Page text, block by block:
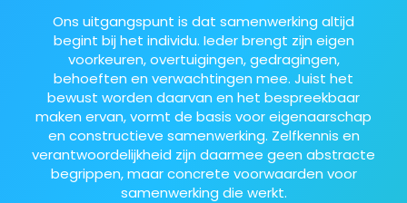
Ons uitgangspunt is dat samenwerking altijd
begint bij het individu. Ieder brengt zijn eigen
voorkeuren, overtuigingen, gedragingen,
behoeften en verwachtingen mee. Juist het
bewust worden daarvan en het bespreekbaar
maken ervan, vormt de basis voor eigenaarschap
en constructieve samenwerking. Zelfkennis en
verantwoordelijkheid zijn daarmee geen abstracte
begrippen, maar concrete voorwaarden voor
samenwerking die werkt.